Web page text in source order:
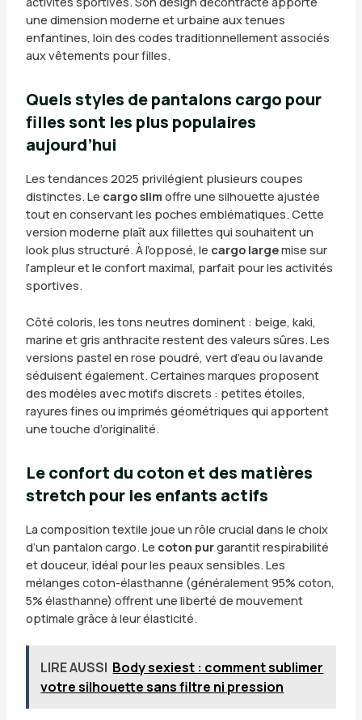
une dimension moderne et urbaine aux tenues
enfantines, loin des codes traditionnellement associés
aux vêtements pour filles.
Quels styles de pantalons cargo pour
filles sont les plus populaires
aujourd’hui
Les tendances 2025 privilégient plusieurs coupes
distinctes. Le cargo slim offre une silhouette ajustée
tout en conservant les poches emblématiques. Cette
version moderne plaît aux fillettes qui souhaitent un
look plus structuré. À l’opposé, le cargo largemise sur
l’ampleur et le confort maximal, parfait pour les activités
sportives.
Côté coloris, les tons neutres dominent : beige, kaki,
marine et gris anthracite restent des valeurs sûres. Les
versions pastel en rose poudré, vert d’eau ou lavande
séduisent également. Certaines marques proposent
des modèles avec motifs discrets : petites étoiles,
rayures fines ou imprimés géométriques qui apportent
une touche d’originalité.
Le confort du coton et des matières
stretch pour les enfants actifs
La composition textile joue un rôle crucial dans le choix
d’un pantalon cargo. Le coton purgarantit respirabilité
et douceur, idéal pour les peaux sensibles. Les
mélanges coton-élasthanne (généralement 95% coton,
5% élasthanne) offrent une liberté de mouvement
optimale grâce à leur élasticité.
LIRE AUSSI Body sexiest : comment sublimer
votre silhouette sans filtre ni pression